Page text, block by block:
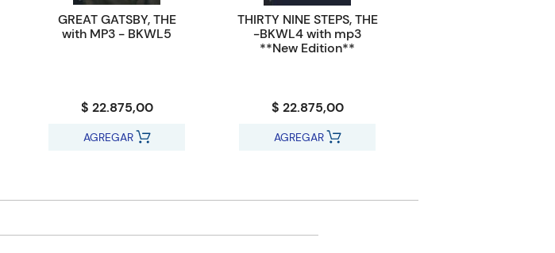
GREAT GATSBY, THE
with MP3 - BKWL5
$ 22.875,00
AGREGAR
THIRTY NINE STEPS, THE
-BKWL4 with mp3
**New Edition**
$ 22.875,00
AGREGAR